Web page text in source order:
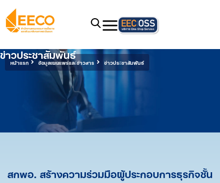
หน้าแรก ข้อมูลเผยแพร่และข่าวสาร ข่าวประชาสัมพันธ์
ข่าวประชาสัมพันธ์
สกพอ. สร้างความร่วมมือผู้ประกอบการธุรกิจชั้น